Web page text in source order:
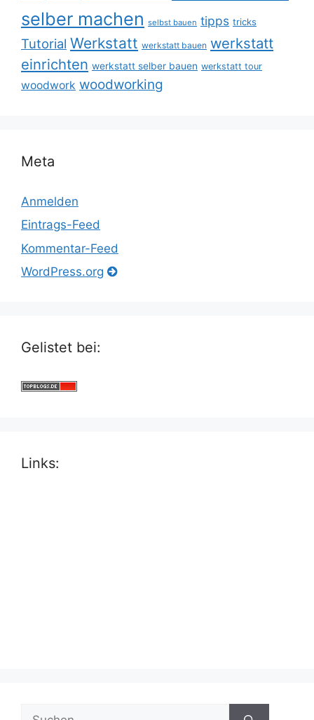
selber machen selbst bauen tipps tricks
Tutorial Werkstatt werkstatt bauen werkstatt
einrichten werkstatt selber bauen werkstatt tour
woodwork woodworking
Meta
Anmelden
Eintrags-Feed
Kommentar-Feed
WordPress.org
Gelistet bei:
Links:
Suche